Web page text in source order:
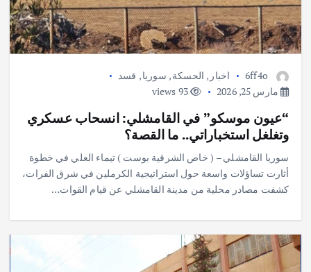
6ff4o اخبار , الحسكة, سوريا, قسد
مارس 25, 2026
93 views
“عيون موسكو” في القامشلي: انسحاب عسكري
وتغلغل استخباراتي.. ما القصة؟
سوريا ​القامشلي – ( خاص الشرقية بوست ) تيماء العلي في خطوة
أثارت تساؤلات واسعة حول استراتيجية الكرملين في شرق الفرات،
كشفت مصادر محلية من مدينة القامشلي عن قيام القوات…